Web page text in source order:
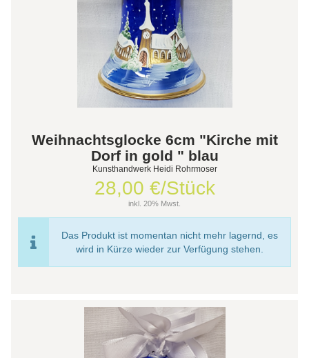
Weihnachtsglocke 6cm "Kirche mit
Dorf in gold " blau
Kunsthandwerk Heidi Rohrmoser
28,00 €/Stück
inkl. 20% Mwst.
Das Produkt ist momentan nicht mehr lagernd, es
wird in Kürze wieder zur Verfügung stehen.